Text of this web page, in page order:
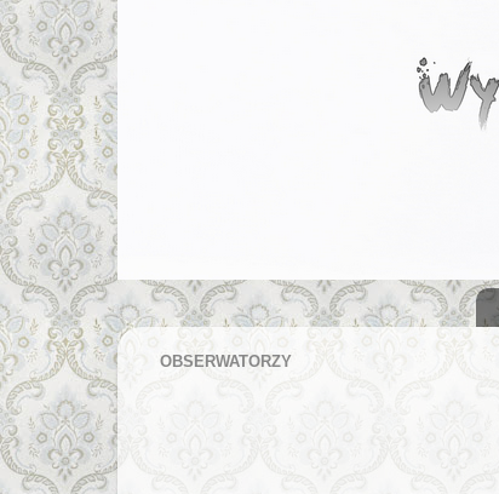
OBSERWATORZY